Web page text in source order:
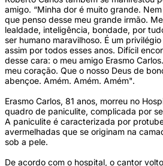
amigo. “Minha dor é muito grande.
que penso desse meu grande irmão.
lealdade, inteligência, bondade, por
ser humano maravilhoso. É um
assim por todos esses anos. Difícil
desse cara: o meu amigo Erasmo
meu coração. Que o nosso Deus de
abençoe. Amém. Amém. Amém".
Erasmo Carlos, 81 anos, morreu no
quadro de paniculite, complicada por
A paniculite é caracterizada por
avermelhadas que se originam na
sob a pele.
De acordo com o hospital, o cantor